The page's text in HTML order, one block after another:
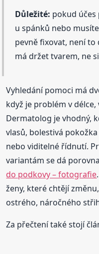
Důležité: pokud účes
u spánků nebo
pevně fixovat, není to
má držet tvarem, ne
Vyhledání pomoci má
když je problém v
Dermatolog je vhodný,
vlasů, bolestivá
nebo viditelné řídnutí.
variantám se dá
do podkovy – fotografie
ženy, které chtějí
ostrého, náročného
Za přečtení také stojí